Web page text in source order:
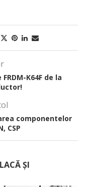
K64F de la
componentelor
CSP
ȘI